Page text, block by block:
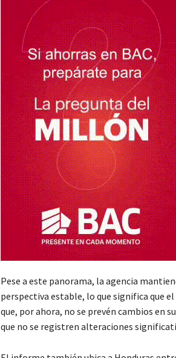
Pese a este panorama, la agencia
perspectiva estable, lo que significa que
que, por ahora, no se prevén cambios en
que no se registren alteraciones